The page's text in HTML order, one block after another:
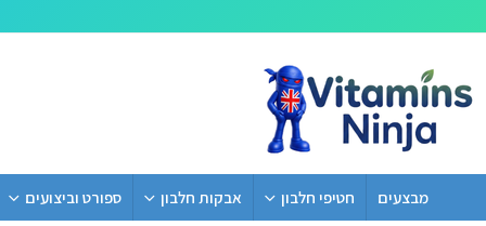
מבצעים חטיפי חלבון אבקות חלבון ספורט וביצועים